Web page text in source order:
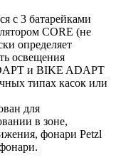
с 3 батарейками
CORE (не
определяет
освещения
и BIKE ADAPT
типах касок или
для
в зоне,
фонари Petzl